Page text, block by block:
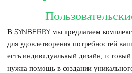
В SYNBERRY мы предлагаем
для удовлетворения потребностей
есть индивидуальный дизайн,
нужна помощь в создании